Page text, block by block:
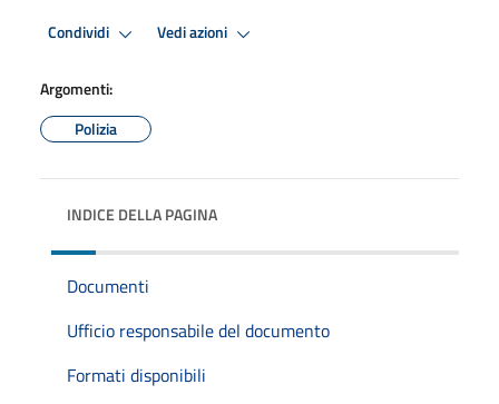
Condividi Vedi azioni
Argomenti:
Polizia
INDICE DELLA PAGINA
Documenti
Ufficio responsabile del documento
Formati disponibili